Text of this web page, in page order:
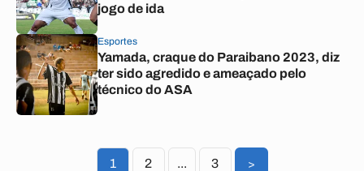
jogo de ida
Esportes
Yamada, craque do Paraibano 2023, diz
ter sido agredido e ameaçado pelo
técnico do ASA
1 2 ... 3 >